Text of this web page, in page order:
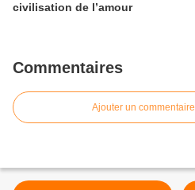
civilisation de l’amour
Commentaires
Ajouter un commentaire